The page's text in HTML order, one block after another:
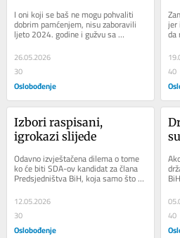
I oni koji se baš ne mogu pohvaliti
dobrim pamćenjem, nisu zaboravili
ljeto 2024. godine i gužvu sa
opstrukcijom usvajanja državnog
budžeta i...
26.05.2026
30
Oslobođenje
jer
da
40
Izbori raspisani,
igrokazi slijede
Odavno izvještačena dilema o tome
ko će biti SDA-ov kandidat za člana
Predsjedništva BiH, koja samo što
nije riješena – naravno, u korist...
12.05.2026
30
Oslobođenje
40